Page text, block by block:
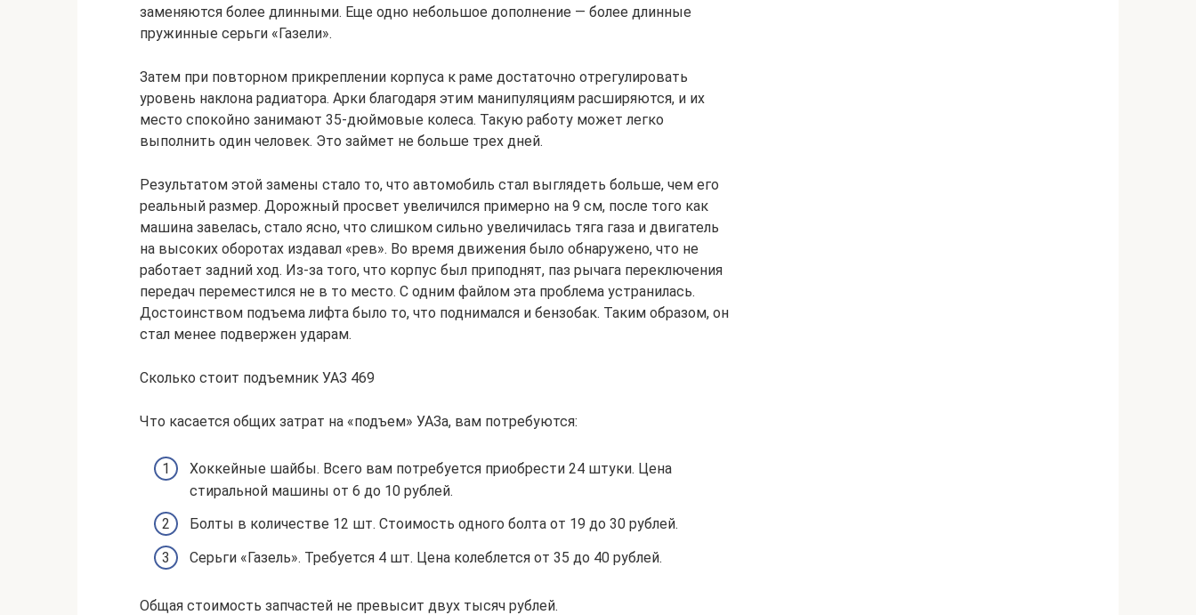
заменяются более длинными. Еще одно небольшое дополнение — более длинные
пружинные серьги «Газели».
Затем при повторном прикреплении корпуса к раме достаточно отрегулировать
уровень наклона радиатора. Арки благодаря этим манипуляциям расширяются, и их
место спокойно занимают 35-дюймовые колеса. Такую работу может легко
выполнить один человек. Это займет не больше трех дней.
Результатом этой замены стало то, что автомобиль стал выглядеть больше, чем его
реальный размер. Дорожный просвет увеличился примерно на 9 см, после того как
машина завелась, стало ясно, что слишком сильно увеличилась тяга газа и двигатель
на высоких оборотах издавал «рев». Во время движения было обнаружено, что не
работает задний ход. Из-за того, что корпус был приподнят, паз рычага переключения
передач переместился не в то место. С одним файлом эта проблема устранилась.
Достоинством подъема лифта было то, что поднимался и бензобак. Таким образом, он
стал менее подвержен ударам.
Сколько стоит подъемник УАЗ 469
Что касается общих затрат на «подъем» УАЗа, вам потребуются:
Хоккейные шайбы. Всего вам потребуется приобрести 24 штуки. Цена
стиральной машины от 6 до 10 рублей.
Болты в количестве 12 шт. Стоимость одного болта от 19 до 30 рублей.
Серьги «Газель». Требуется 4 шт. Цена колеблется от 35 до 40 рублей.
Общая стоимость запчастей не превысит двух тысяч рублей.